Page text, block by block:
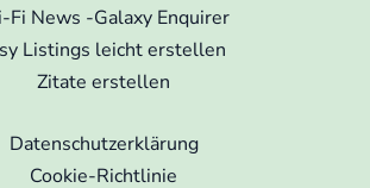
Fi News -Galaxy Enquirer
Listings leicht erstellen
Zitate erstellen
Datenschutzerklärung
Cookie-Richtlinie